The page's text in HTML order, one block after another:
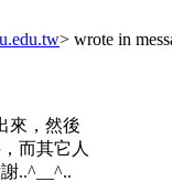
> wrote in
，然後
而其它人
..^__^..